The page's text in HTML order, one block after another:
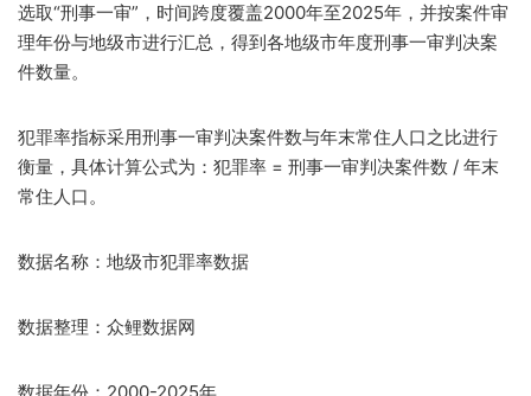
选取“刑事一审”，时间跨度覆盖2000年至2025年，并按案件审
理年份与地级市进行汇总，得到各地级市年度刑事一审判决案
件数量。
犯罪率指标采用刑事一审判决案件数与年末常住人口之比进行
衡量，具体计算公式为：犯罪率 = 刑事一审判决案件数 / 年末
常住人口。
数据名称：地级市犯罪率数据
数据整理：众鲤数据网